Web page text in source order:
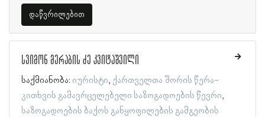
დაწვრილებით
სვიმონ მერაბის ძე კვიტაშვილი
საქმიანობა: იურისტი ქართველთა შორის წერა-
კითხვის გამავრცელებელი საზოგადოების წევრი
საზოგადოების ბაქოს განყოფილების გამგეობის